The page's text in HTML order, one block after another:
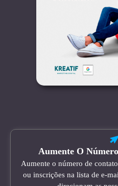
Aumente O
Aumente o número de
ou inscrições na lista de e-